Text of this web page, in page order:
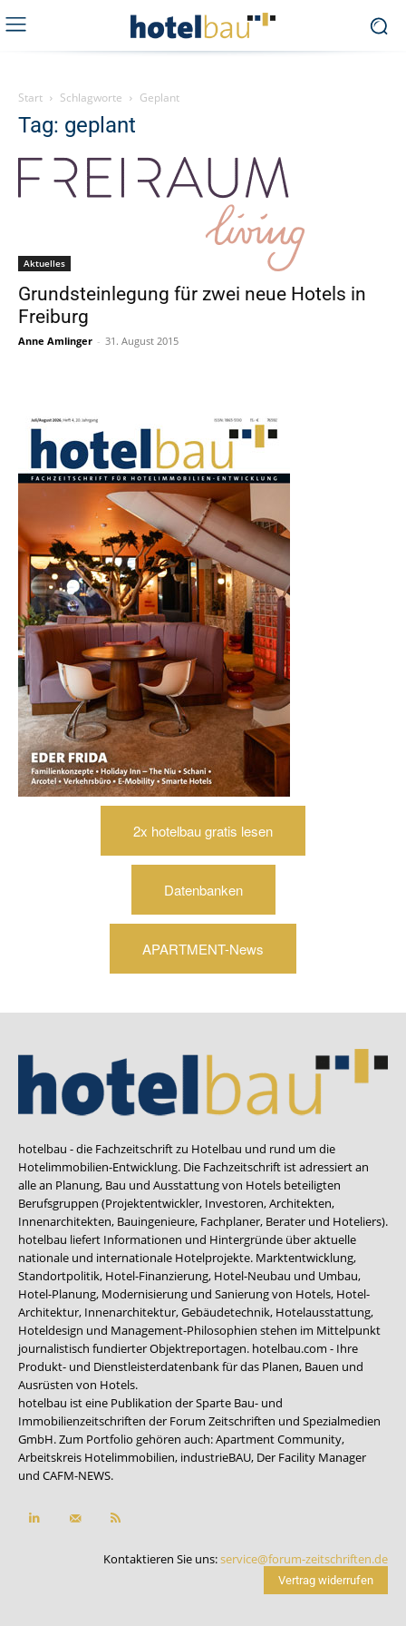
Start Schlagworte Geplant
Tag: geplant
Aktuelles
Grundsteinlegung für zwei neue Hotels in
Freiburg
Anne Amlinger - 31. August 2015
2x hotelbau gratis lesen
Datenbanken
APARTMENT-News
hotelbau - die Fachzeitschrift zu Hotelbau und rund um die
Hotelimmobilien-Entwicklung. Die Fachzeitschrift ist adressiert an
alle an Planung, Bau und Ausstattung von Hotels beteiligten
Berufsgruppen (Projektentwickler, Investoren, Architekten,
Innenarchitekten, Bauingenieure, Fachplaner, Berater und Hoteliers).
hotelbau liefert Informationen und Hintergründe über aktuelle
nationale und internationale Hotelprojekte. Marktentwicklung,
Standortpolitik, Hotel-Finanzierung, Hotel-Neubau und Umbau,
Hotel-Planung, Modernisierung und Sanierung von Hotels, Hotel-
Architektur, Innenarchitektur, Gebäudetechnik, Hotelausstattung,
Hoteldesign und Management-Philosophien stehen im Mittelpunkt
journalistisch fundierter Objektreportagen. hotelbau.com - Ihre
Produkt- und Dienstleisterdatenbank für das Planen, Bauen und
Ausrüsten von Hotels.
hotelbau ist eine Publikation der Sparte Bau- und
Immobilienzeitschriften der Forum Zeitschriften und Spezialmedien
GmbH. Zum Portfolio gehören auch:Apartment Community,
Arbeitskreis Hotelimmobilien, industrieBAU, Der Facility Manager
und CAFM-NEWS.
Kontaktieren Sie uns:service@forum-zeitschriften.de
Vertrag widerrufen